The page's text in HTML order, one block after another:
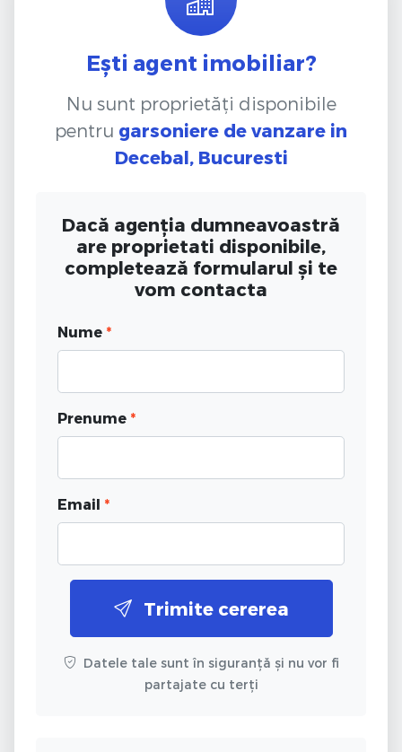
Ești agent imobiliar?
Nu sunt proprietăți disponibile
pentru garsoniere de vanzare in
Decebal, Bucuresti
Dacă agenția dumneavoastră
are proprietati disponibile,
completează formularul și te
vom contacta
Nume *
Prenume *
Email *
Trimite cererea
Datele tale sunt în siguranță și nu vor fi
partajate cu terți